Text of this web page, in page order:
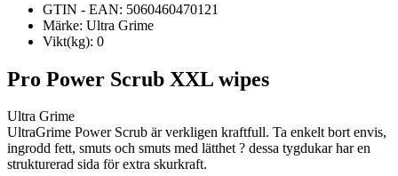
GTIN - EAN: 5060460470121
Märke: Ultra Grime
Vikt(kg): 0
Pro Power Scrub XXL wipes
Ultra Grime
UltraGrime Power Scrub är verkligen kraftfull. Ta enkelt bort envis,
ingrodd fett, smuts och smuts med lätthet ? dessa tygdukar har en
strukturerad sida för extra skurkraft.